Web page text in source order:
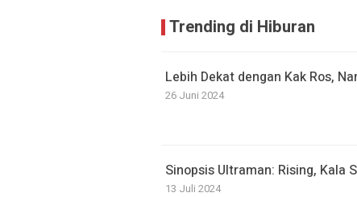
Trending di Hiburan
Lebih Dekat dengan Kak Ros,
26 Juni 2024
Sinopsis Ultraman: Rising, Kala
13 Juli 2024